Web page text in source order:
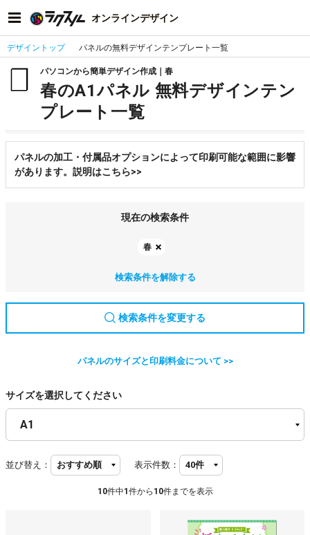
オンラインデザイン
デザイントップ パネルの無料デザインテンプレート一覧
パソコンから簡単デザイン作成｜春
春のA1パネル 無料デザインテン
プレート一覧
パネルの加工・付属品オプションによって印刷可能な範囲に影響
があります。説明はこちら>>
現在の検索条件
春
検索条件を解除する
検索条件を変更する
パネルのサイズと印刷料金について >>
サイズを選択してください
並び替え： 表示件数：
10件中1 件から 10件までを表示